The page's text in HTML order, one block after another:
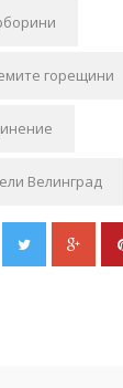
горещини
Велинград